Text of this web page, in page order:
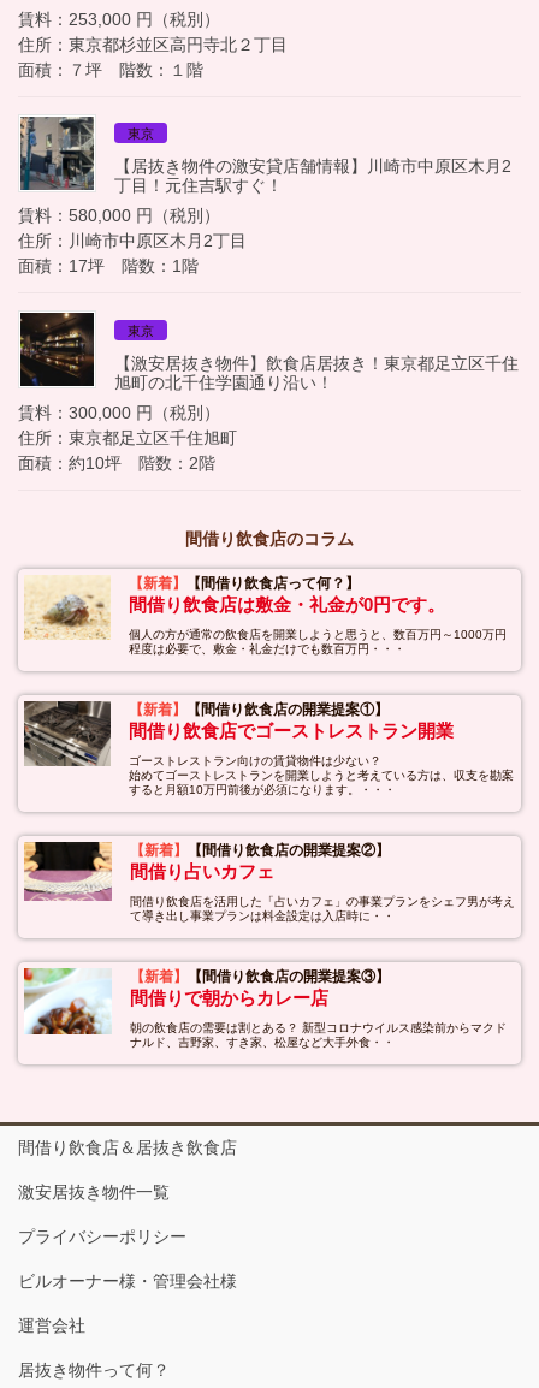
賃料：253,000 円（税別）
住所：東京都杉並区高円寺北２丁目
面積：７坪 階数：１階
東京
【居抜き物件の激安貸店舗情報】川崎市中原区木月2
丁目！元住吉駅すぐ！
賃料：580,000 円（税別）
住所：川崎市中原区木月2丁目
面積：17坪 階数：1階
東京
【激安居抜き物件】飲食店居抜き！東京都足立区千住
旭町の北千住学園通り沿い！
賃料：300,000 円（税別）
住所：東京都足立区千住旭町
面積：約10坪 階数：2階
間借り飲食店のコラム
【新着】 【間借り飲食店って何？】
間借り飲食店は敷金・礼金が0円です。
個人の方が通常の飲食店を開業しようと思うと、数百万円～1000万円
程度は必要で、敷金・礼金だけでも数百万円・・・
【新着】 【間借り飲食店の開業提案①】
間借り飲食店でゴーストレストラン開業
ゴーストレストラン向けの賃貸物件は少ない？
始めてゴーストレストランを開業しようと考えている方は、収支を勘案
すると月額10万円前後が必須になります。・・・
【新着】 【間借り飲食店の開業提案②】
間借り占いカフェ
間借り飲食店を活用した「占いカフェ」の事業プランをシェフ男が考え
て導き出し事業プランは料金設定は入店時に・・
【新着】 【間借り飲食店の開業提案③】
間借りで朝からカレー店
朝の飲食店の需要は割とある？ 新型コロナウイルス感染前からマクド
ナルド、吉野家、すき家、松屋など大手外食・・
間借り飲食店＆居抜き飲食店
激安居抜き物件一覧
プライバシーポリシー
ビルオーナー様・管理会社様
運営会社
居抜き物件って何？